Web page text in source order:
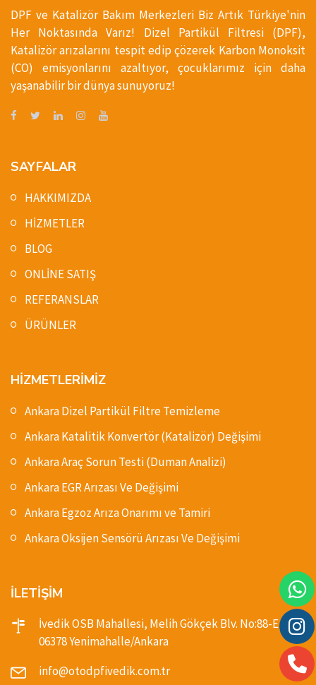
DPF ve Katalizör Bakım Merkezleri Biz Artık Türkiye'nin
Her Noktasında Varız! Dizel Partikül Filtresi (DPF),
Katalizör arızalarını tespit edip çözerek Karbon Monoksit
(CO) emisyonlarını azaltıyor, çocuklarımız için daha
yaşanabilir bir dünya sunuyoruz!
SAYFALAR
HAKKIMIZDA
HİZMETLER
BLOG
ONLİNE SATIŞ
REFERANSLAR
ÜRÜNLER
HİZMETLERİMİZ
Ankara Dizel Partikül Filtre Temizleme
Ankara Katalitik Konvertör (Katalizör) Değişimi
Ankara Araç Sorun Testi (Duman Analizi)
Ankara EGR Arızası Ve Değişimi
Ankara Egzoz Arıza Onarımı ve Tamiri
Ankara Oksijen Sensörü Arızası Ve Değişimi
İLETİŞİM
İvedik OSB Mahallesi, Melih Gökçek Blv. No:88-E,
06378 Yenimahalle/Ankara
info@otodpfivedik.com.tr